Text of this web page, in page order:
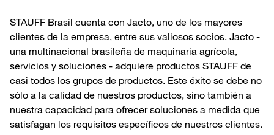
STAUFF Brasil cuenta con Jacto, uno de los mayores
clientes de la empresa, entre sus valiosos socios. Jacto -
una multinacional brasileña de maquinaria agrícola,
servicios y soluciones - adquiere productos STAUFF de
casi todos los grupos de productos. Este éxito se debe no
sólo a la calidad de nuestros productos, sino también a
nuestra capacidad para ofrecer soluciones a medida que
satisfagan los requisitos específicos de nuestros clientes.